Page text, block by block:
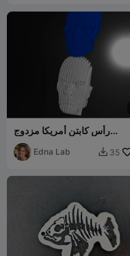
رأس كابتن أمريكا مزدوج
الطبقات
Edna Lab  35